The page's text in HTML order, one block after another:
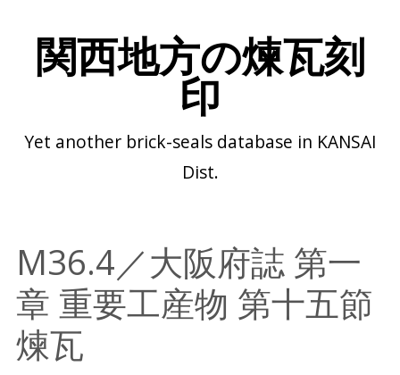
関西地方の煉瓦刻
印
Yet another brick-seals database in KANSAI
Dist.
M36.4／大阪府誌 第一
章 重要工産物 第十五節
煉瓦